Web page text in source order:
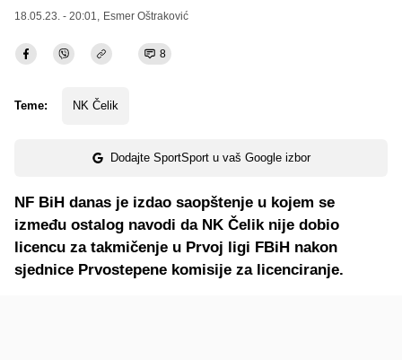
18.05.23. - 20:01, Esmer Oštraković
8
Teme: NK Čelik
Dodajte SportSport u vaš Google izbor
NF BiH danas je izdao saopštenje u kojem se
između ostalog navodi da NK Čelik nije dobio
licencu za takmičenje u Prvoj ligi FBiH nakon
sjednice Prvostepene komisije za licenciranje.